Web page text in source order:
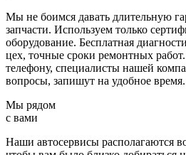
Мы не боимся давать длительную
запчасти. Используем только
оборудование. Бесплатная
цех, точные сроки ремонтных
телефону, специалисты нашей
вопросы, запишут на удобное время.
Мы рядом
с вами
Наши автосервисы располагаются